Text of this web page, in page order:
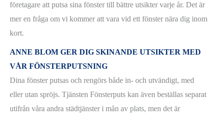
företagare att putsa sina fönster till bättre utsikter varje år. Det är
mer en fråga om vi kommer att vara vid ett fönster nära dig inom
kort.
ANNE BLOM GER DIG SKINANDE UTSIKTER MED
VÅR FÖNSTERPUTSNING
Dina fönster putsas och rengörs både in- och utvändigt, med
eller utan spröjs. Tjänsten Fönsterputs kan även beställas separat
utifrån våra andra städtjänster i mån av plats, men det är